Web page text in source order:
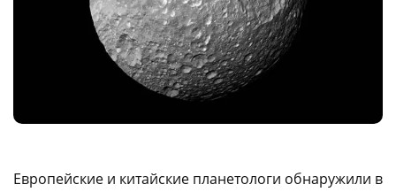
Европейские и китайские планетологи обнаружили в